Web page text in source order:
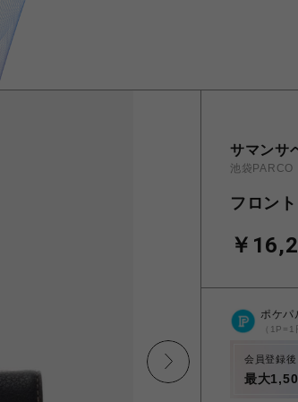
サマンサ
池袋PARCO
フロン
￥
ポケパ
（
会員登録
最大